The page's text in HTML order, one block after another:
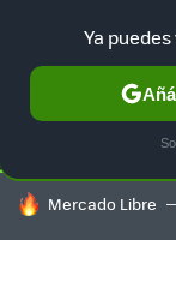
SELECCIÓN
HOY SE HABLA
Mercado Libre
Ya